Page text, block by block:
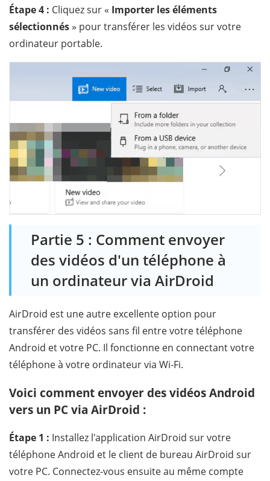
Étape 4 : Cliquez sur « Importer les éléments
sélectionnés» pour transférer les vidéos sur votre
ordinateur portable.
Partie 5 : Comment envoyer
des vidéos d'un téléphone à
un ordinateur via AirDroid
AirDroid est une autre excellente option pour
transférer des vidéos sans fil entre votre téléphone
Android et votre PC. Il fonctionne en connectant votre
téléphone à votre ordinateur via Wi-Fi.
Voici comment envoyer des vidéos Android
vers un PC via AirDroid :
Étape 1 : Installez l'application AirDroid sur votre
téléphone Android et le client de bureau AirDroid sur
votre PC. Connectez-vous ensuite au même compte